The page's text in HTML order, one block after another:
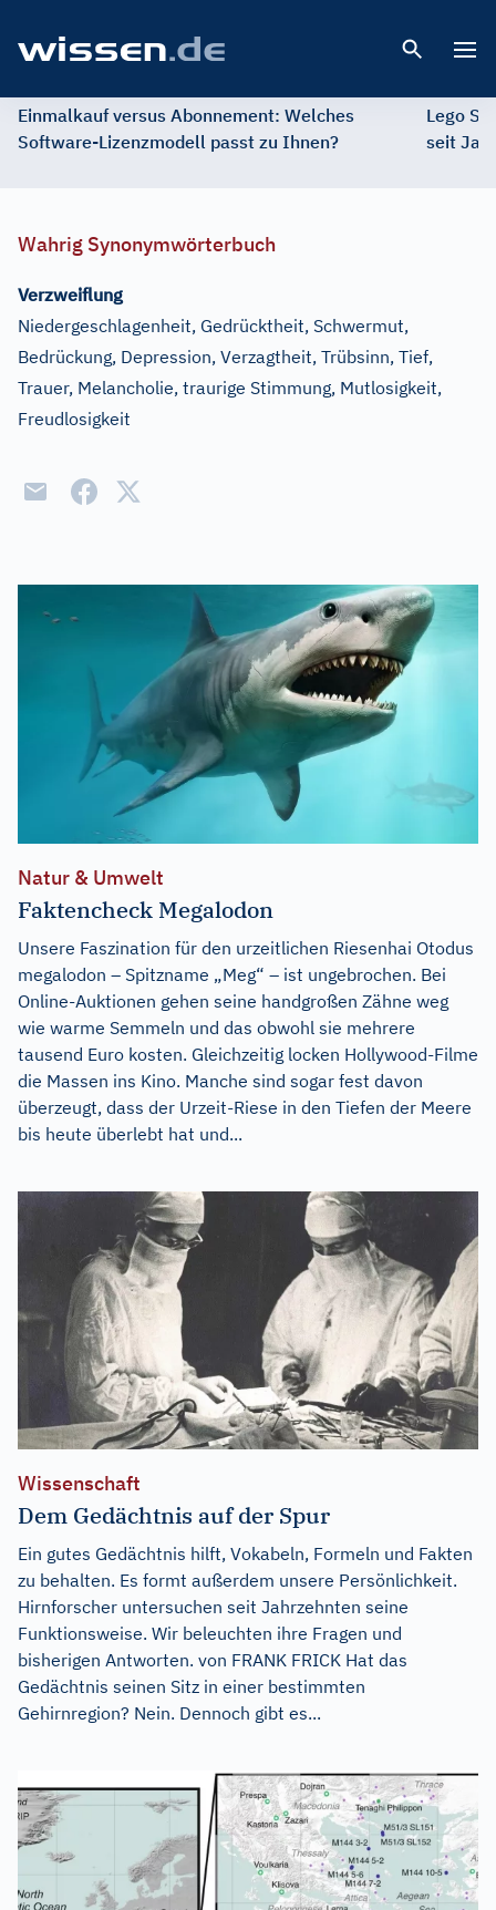
Einmalkauf versus Abonnement: Welches
Software-Lizenzmodell passt zu Ihnen?
Lego
seit
Wahrig Synonymwörterbuch
Verzweiflung
Niedergeschlagenheit, Gedrücktheit, Schwermut,
Bedrückung, Depression, Verzagtheit, Trübsinn, Tief,
Trauer, Melancholie, traurige Stimmung, Mutlosigkeit,
Freudlosigkeit
Natur & Umwelt
Faktencheck Megalodon
Unsere Faszination für den urzeitlichen Riesenhai Otodus
megalodon – Spitzname „Meg“ – ist ungebrochen. Bei
Online-Auktionen gehen seine handgroßen Zähne weg
wie warme Semmeln und das obwohl sie mehrere
tausend Euro kosten. Gleichzeitig locken Hollywood-Filme
die Massen ins Kino. Manche sind sogar fest davon
überzeugt, dass der Urzeit-Riese in den Tiefen der Meere
bis heute überlebt hat und...
Wissenschaft
Dem Gedächtnis auf der Spur
Ein gutes Gedächtnis hilft, Vokabeln, Formeln und Fakten
zu behalten. Es formt außerdem unsere Persönlichkeit.
Hirnforscher untersuchen seit Jahrzehnten seine
Funktionsweise. Wir beleuchten ihre Fragen und
bisherigen Antworten. von FRANK FRICK Hat das
Gedächtnis seinen Sitz in einer bestimmten
Gehirnregion? Nein. Dennoch gibt es...